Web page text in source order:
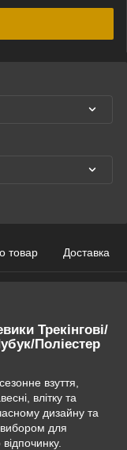
товар Доставка
Поліестер
взуття,
влітку та
дизайну та
для